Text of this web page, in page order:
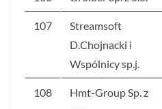
107
Streamsoft
D.Chojnacki i
Wspólnicy sp.j.
108
Hmt-Group Sp. z